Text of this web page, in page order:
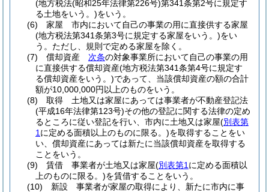
(地方税法(昭和25年法律第226号)第341条第2号に規定す
る土地をいう。)をいう。
(6)
家屋 市内において自己の事業の用に直接供する家屋
(地方税法第341条第3号に規定する家屋をいう。)をい
う。 ただし、規則で定める家屋を除く。
(7)
償却資産 次条の対象事業所において自己の事業の用
に直接供する償却資産(地方税法第341条第4号に規定す
る償却資産をいう。)であって、当該償却資産の額の合計
額が10,000,000円以上のものをいう。
(8)
取得 土地又は家屋にあっては事業者が不動産登記法
(平成16年法律第123号)その他の登記に関する法律の定め
るところに従い登記を行い、市内に土地又は家屋(別表第
1 に定める面積以上のものに限る。)を取得することをい
い、償却資産にあっては新たに当該償却資産を取得する
ことをいう。
(9)
賃借 事業者が土地又は家屋(別表第1 に定める面積以
上のものに限る。)を賃借することをいう。
(10)
新設 事業者が家屋の取得により、新たに市内に事